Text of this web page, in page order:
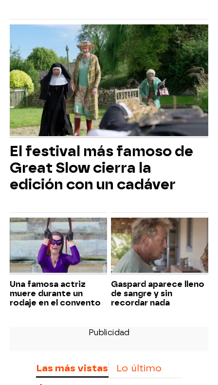
El festival más famoso de
Great Slow cierra la
edición con un cadáver
Una famosa actriz
muere durante un
rodaje en el convento
Gaspard aparece lleno
de sangre y sin
recordar nada
Las más vistas Lo último